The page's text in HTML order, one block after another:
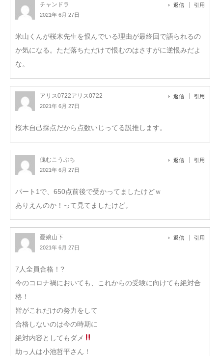
チャンドラ
2021年 6月 27日
返信 引用
米山くんが桜木先生を恨んでいる理由が最終回で語られるの
か気になる。ただ落ちただけで恨むのはさすがに逆恨みだよ
な。
アリス0722アリス0722
2021年 6月 27日
返信 引用
桜木自己採点だから点数いじってる説推します。
傀むこうぶち
2021年 6月 27日
返信 引用
パート1で、650点前後で受かってましたけどｗ
ありえんのか！って見てましたけど。
憂娘山下
2021年 6月 27日
返信 引用
7人全員合格！?
今のコロナ禍においても、これからの受験に向けても絶対合
格！
皆がこれだけの努力をして
合格しないのは今の時期に
絶対内容としてもダメ
助っ人は小池哲平さん！